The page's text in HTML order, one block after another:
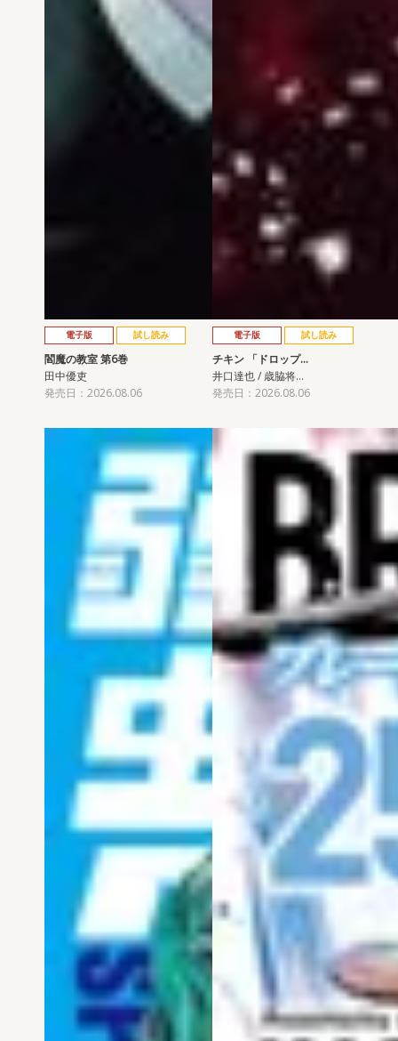
電子版 試し読み
閻魔の教室 第6巻
田中優吏
発売日：2026.08.06
電子版 試し読み
チキン 「ドロップ…
井口達也 / 歳脇将…
発売日：2026.08.06